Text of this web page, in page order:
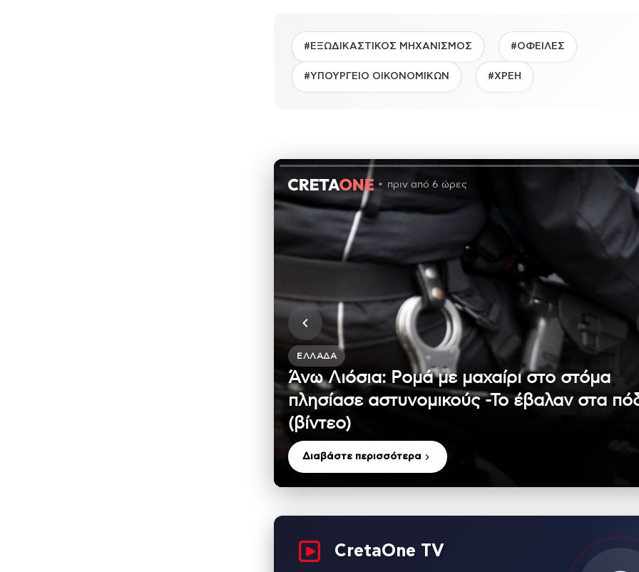
#ΕΞΩΔΙΚΑΣΤΙΚΟΣ ΜΗΧΑΝΙΣΜΟΣ #ΟΦΕΙΛΕΣ
#ΥΠΟΥΡΓΕΙΟ ΟΙΚΟΝΟΜΙΚΩΝ #ΧΡΕΗ
πριν από 6 ώρες
ΕΛΛΆΔΑ
Άνω Λιόσια: Ρομά με μαχαίρι στο στόμα
πλησίασε αστυνομικούς -Το έβαλαν στα
(βίντεο)
Διαβάστε περισσότερα
CretaOne TV